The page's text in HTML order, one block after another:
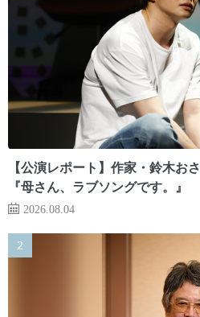
【公演レポート】作家・鈴木お
『母さん、ラブソングです。』
2026.08.04